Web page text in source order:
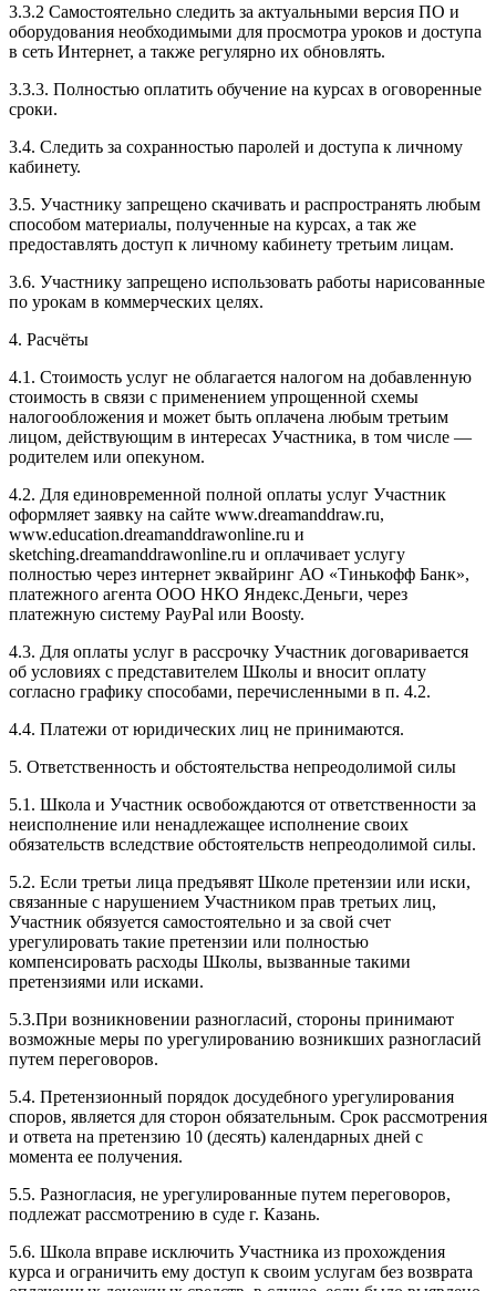
3.3.2 Самостоятельно следить за актуальными версия ПО и
оборудования необходимыми для просмотра уроков и доступа
в сеть Интернет, а также регулярно их обновлять.
3.3.3. Полностью оплатить обучение на курсах в оговоренные
сроки.
3.4. Следить за сохранностью паролей и доступа к личному
кабинету.
3.5. Участнику запрещено скачивать и распространять любым
способом материалы, полученные на курсах, а так же
предоставлять доступ к личному кабинету третьим лицам.
3.6. Участнику запрещено использовать работы нарисованные
по урокам в коммерческих целях.
4. Расчёты
4.1. Cтоимость услуг не облагается налогом на добавленную
стоимость в связи с применением упрощенной схемы
налогообложения и может быть оплачена любым третьим
лицом, действующим в интересах Участника, в том числе —
родителем или опекуном.
4.2. Для единовременной полной оплаты услуг Участник
оформляет заявку на сайте www.dreamanddraw.ru,
www.education.dreamanddrawonline.ru и
sketching.dreamanddrawonline.ru и оплачивает услугу
полностью через интернет эквайринг АО «Тинькофф Банк»,
платежного агента ООО НКО Яндекс.Деньги, через
платежную систему PayPal или Boosty.
4.3. Для оплаты услуг в рассрочку Участник договаривается
об условиях с представителем Школы и вносит оплату
согласно графику способами, перечисленными в п. 4.2.
4.4. Платежи от юридических лиц не принимаются.
5. Ответственность и обстоятельства непреодолимой силы
5.1. Школа и Участник освобождаются от ответственности за
неисполнение или ненадлежащее исполнение своих
обязательств вследствие обстоятельств непреодолимой силы.
5.2. Если третьи лица предъявят Школе претензии или иски,
связанные с нарушением Участником прав третьих лиц,
Участник обязуется самостоятельно и за свой счет
урегулировать такие претензии или полностью
компенсировать расходы Школы, вызванные такими
претензиями или исками.
5.3.При возникновении разногласий, стороны принимают
возможные меры по урегулированию возникших разногласий
путем переговоров.
5.4. Претензионный порядок досудебного урегулирования
споров, является для сторон обязательным. Срок рассмотрения
и ответа на претензию 10 (десять) календарных дней с
момента ее получения.
5.5. Разногласия, не урегулированные путем переговоров,
подлежат рассмотрению в суде г. Казань.
5.6. Школа вправе исключить Участника из прохождения
курса и ограничить ему доступ к своим услугам без возврата